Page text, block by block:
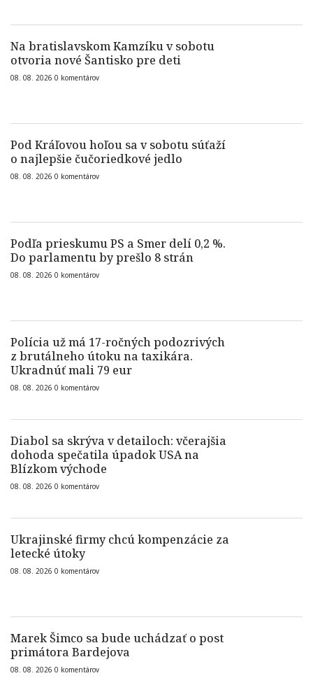
Na bratislavskom Kamzíku v sobotu
otvoria nové Šantisko pre deti
08. 08. 2026 0 komentárov
Pod Kráľovou hoľou sa v sobotu súťaží
o najlepšie čučoriedkové jedlo
08. 08. 2026 0 komentárov
Podľa prieskumu PS a Smer delí 0,2 %.
Do parlamentu by prešlo 8 strán
08. 08. 2026 0 komentárov
Polícia už má 17-ročných podozrivých
z brutálneho útoku na taxikára.
Ukradnúť mali 79 eur
08. 08. 2026 0 komentárov
Diabol sa skrýva v detailoch: včerajšia
dohoda spečatila úpadok USA na
Blízkom východe
08. 08. 2026 0 komentárov
Ukrajinské firmy chcú kompenzácie za
letecké útoky
08. 08. 2026 0 komentárov
Marek Šimco sa bude uchádzať o post
primátora Bardejova
08. 08. 2026 0 komentárov